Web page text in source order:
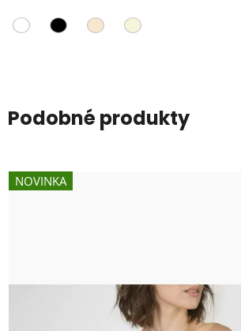
Podobné produkty
NOVINKA